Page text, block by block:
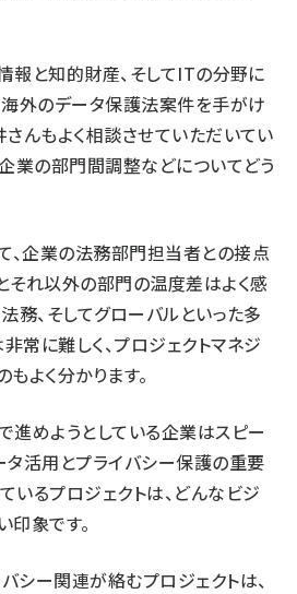
報と知的財産、そしてITの分野に
海外のデータ保護法案件を手がけ
さんもよく相談させていただいてい
企業の部門間調整などについてどう
、企業の法務部門担当者との接点
それ以外の部門の温度差はよく感
務、そしてグローバルといった多
常に難しく、プロジェクトマネジ
よく分かります。
進めようとしている企業はスピー
タ活用とプライバシー保護の重要
いるプロジェクトは、どんなビジ
印象です。
シー関連が絡むプロジェクトは、